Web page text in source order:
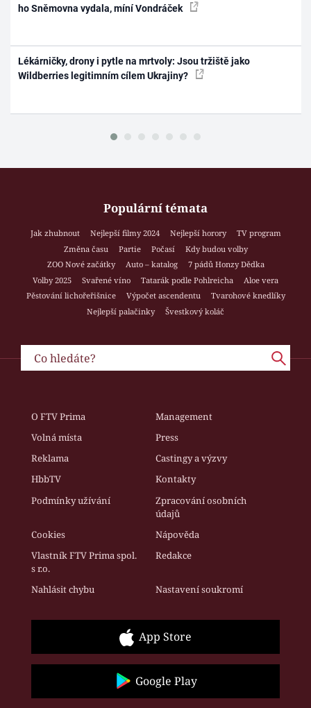
ho Sněmovna vydala, míní Vondráček
Lékárničky, drony i pytle na mrtvoly: Jsou tržiště jako
Wildberries legitimním cílem Ukrajiny?
Populární témata
Jak zhubnout Nejlepší filmy 2024 Nejlepší horory
TV program
Změna času
Partie Počasí
Kdy budou volby
ZOO Nové začátky
Auto – katalog
7 pádů Honzy Dědka
Volby 2025
Svařené víno Tatarák podle Pohlreicha
Aloe vera
Pěstování lichořeřišnice
Výpočet ascendentu
Tvarohové knedlíky
Nejlepší palačinky
Švestkový koláč
O FTV Prima
Management
Volná místa
Press
Reklama
Castingy a výzvy
HbbTV
Kontakty
Podmínky užívání
Zpracování osobních
údajů
Cookies
Nápověda
Vlastník FTV Prima spol.
s r.o.
Redakce
Nahlásit chybu Nastavení soukromí
App Store
Google Play